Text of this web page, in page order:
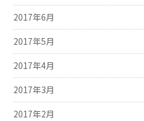
2017年6月
2017年5月
2017年4月
2017年3月
2017年2月